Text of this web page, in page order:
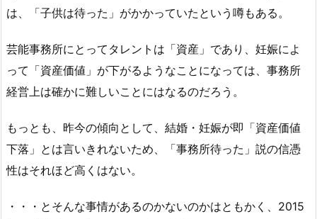
は、「子供は待った」がかかっていたという噂もある。
芸能事務所にとってタレントは「資産」であり、妊娠によ
って「資産価値」が下がるようなことになっては、事務所
経営上は確かに難しいことにはなるのだろう。
もっとも、昨今の傾向として、結婚・妊娠が即「資産価値
下落」とは言いきれないため、「事務所待った」説の信憑
性はそれほど高くはない。
・・・とそんな事情があるのかないのかはともかく、2015